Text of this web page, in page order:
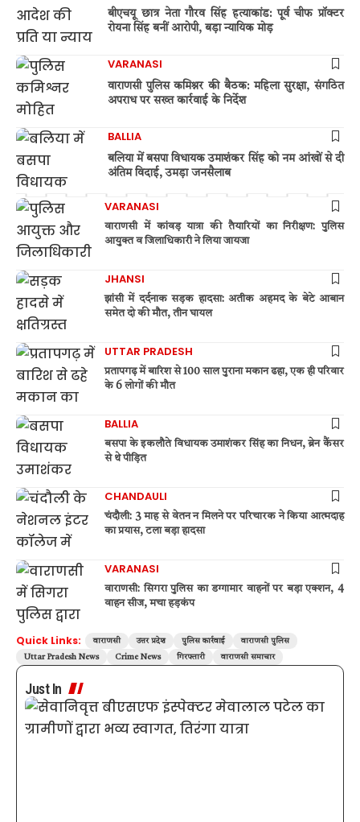
बीएचयू छात्र नेता गौरव सिंह हत्याकांड: पूर्व चीफ प्रॉक्टर
रोयना सिंह बनीं आरोपी, बड़ा न्यायिक मोड़
VARANASI
वाराणसी पुलिस कमिश्नर की बैठक: महिला सुरक्षा, संगठित
अपराध पर सख्त कार्रवाई के निर्देश
BALLIA
बलिया में बसपा विधायक उमाशंकर सिंह को नम आंखों से दी
अंतिम विदाई, उमड़ा जनसैलाब
VARANASI
वाराणसी में कांवड़ यात्रा की तैयारियों का निरीक्षण: पुलिस
आयुक्त व जिलाधिकारी ने लिया जायजा
JHANSI
झांसी में दर्दनाक सड़क हादसा: अतीक अहमद के बेटे आबान
समेत दो की मौत, तीन घायल
UTTAR PRADESH
प्रतापगढ़ में बारिश से 100 साल पुराना मकान ढहा, एक ही परिवार
के 6 लोगों की मौत
BALLIA
बसपा के इकलौते विधायक उमाशंकर सिंह का निधन, ब्रेन कैंसर
से थे पीड़ित
CHANDAULI
चंदौली: 3 माह से वेतन न मिलने पर परिचारक ने किया आत्मदाह
का प्रयास, टला बड़ा हादसा
VARANASI
वाराणसी: सिगरा पुलिस का डग्गामार वाहनों पर बड़ा एक्शन, 4
वाहन सीज, मचा हड़कंप
Quick Links: वाराणसी उत्तर प्रदेश पुलिस कार्रवाई
वाराणसी पुलिस
Uttar Pradesh News
Crime News गिरफ्तारी वाराणसी समाचार
Just In